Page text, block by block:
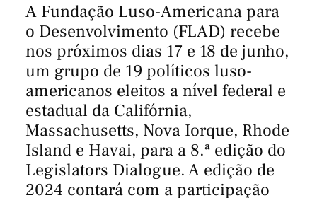
A Fundação Luso-Americana para
o Desenvolvimento (FLAD) recebe
nos próximos dias 17 e 18 de junho,
um grupo de 19 políticos luso-
americanos eleitos a nível federal e
estadual da Califórnia,
Massachusetts, Nova Iorque, Rhode
Island e Havai, para a 8.ª edição do
Legislators Dialogue. A edição de
2024 contará com a participação